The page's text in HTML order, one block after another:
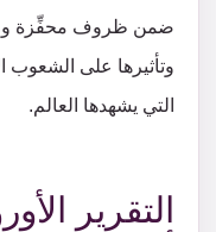
ضمن ظروف محفِّزة
وتأثيرها على
التي يشهدها العالم.
التقرير